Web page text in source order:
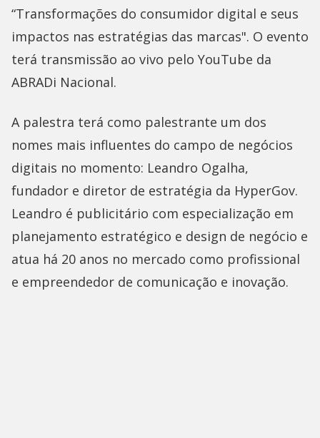
“Transformações do consumidor digital e seus
impactos nas estratégias das marcas". O evento
terá transmissão ao vivo pelo YouTube da
ABRADi Nacional.
A palestra terá como palestrante um dos
nomes mais influentes do campo de negócios
digitais no momento: Leandro Ogalha,
fundador e diretor de estratégia da HyperGov.
Leandro é publicitário com especialização em
planejamento estratégico e design de negócio e
atua há 20 anos no mercado como profissional
e empreendedor de comunicação e inovação.